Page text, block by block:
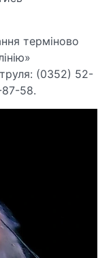
терміново
(0352) 52-
58.